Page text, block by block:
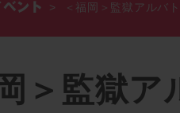
> ＜福岡＞監獄アルバ
＞監獄ア